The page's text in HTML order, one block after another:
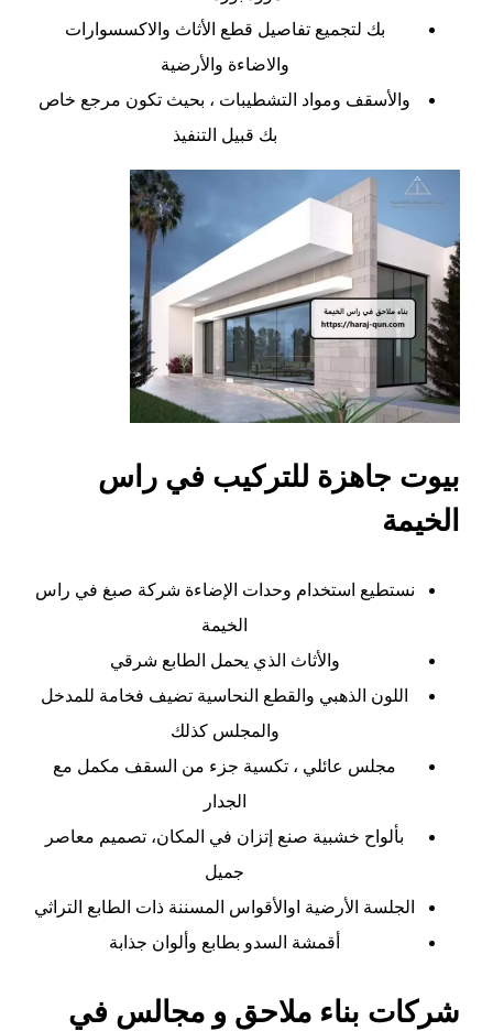
بك لتجميع تفاصيل قطع الأثاث والاكسسوارات
والاضاءة والأرضية
والأسقف ومواد التشطيبات ، بحيث تكون مرجع خاص
بك قبيل التنفيذ
بيوت جاهزة للتركيب في راس
الخيمة
نستطيع استخدام وحدات الإضاءة شركة صبغ في راس
الخيمة
والأثاث الذي يحمل الطابع شرقي
اللون الذهبي والقطع النحاسية تضيف فخامة للمدخل
والمجلس كذلك
مجلس عائلي ، تكسية جزء من السقف مكمل مع
الجدار
بألواح خشبية صنع إتزان في المكان، تصميم معاصر
جميل
الجلسة الأرضية اوالأقواس المسننة ذات الطابع التراثي
أقمشة السدو بطابع وألوان جذابة
شركات بناء ملاحق و مجالس في